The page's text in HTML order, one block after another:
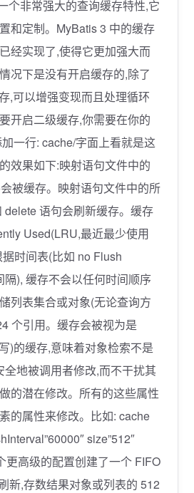
个非常强大的查询缓存特性,它
和定制。MyBatis 3 中的缓存
经实现了,使得它更加强大而
况下是没有开启缓存的,除了
,可以增强变现而且处理循环
开启二级缓存,你需要在你的
一行: cache/字面上看就是这
效果如下:映射语句文件中的
被缓存。映射语句文件中的所
delete 语句会刷新缓存。缓存
Used(LRU,最近最少使用
时间表(比如 no Flush
隔), 缓存不会以任何时间顺序
列表集合或对象(无论查询方
个引用。缓存会被视为是
)的缓存,意味着对象检索不是
全地被调用者修改,而不干扰其
的潜在修改。所有的这些属性
的属性来修改。比如: cache
size”512″
更高级的配置创建了一个 FIFO
新,存数结果对象或列表的 512